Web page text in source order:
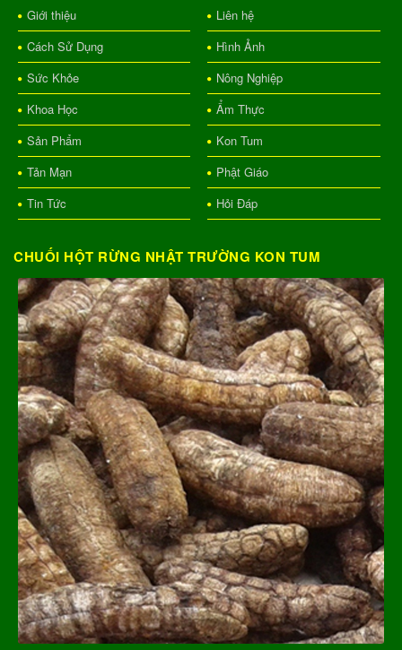
Giới thiệu
Liên hệ
Cách Sử Dụng
Hình Ảnh
Sức Khỏe
Nông Nghiệp
Khoa Học
Ẩm Thực
Sản Phẩm
Kon Tum
Tản Mạn
Phật Giáo
Tin Tức
Hỏi Đáp
CHUỐI HỘT RỪNG NHẬT TRƯỜNG KON TUM